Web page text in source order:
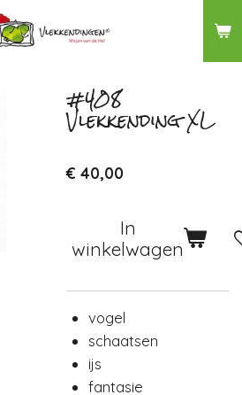
#408
Vlekkending XL
€ 40,00
In
winkelwagen
vogel
schaatsen
ijs
fantasie